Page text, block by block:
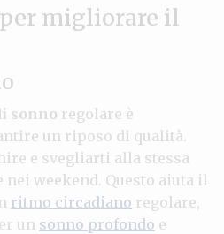
migliorare il
sonno regolare è
un riposo di qualità.
e svegliarti alla stessa
weekend. Questo aiuta il
ritmo circadiano regolare,
un sonno profondo e